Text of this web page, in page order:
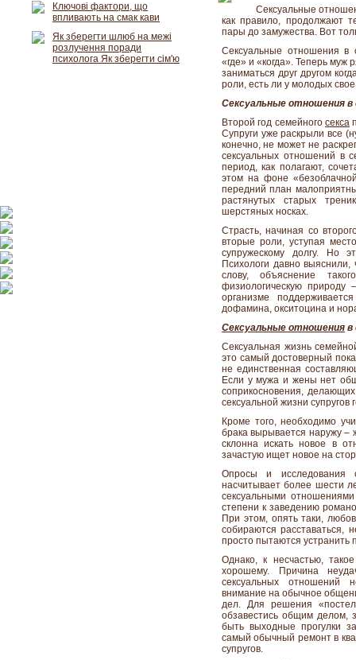
Сексуальные
как правило, продолжают
пары до замужества. Вот
Сексуальные отношения в
«где» и «когда». Теперь муж
заниматься друг другом
роли, есть ли у молодых
Сексуальные отношения в
Второй год семейного секса
Супруги уже раскрыли все
конечно, не может не
сексуальных отношений в
период, как полагают,
этом на фоне
передний план
растянутых старых
шерстяных носках.
Страсть, начиная со
вторые роли, уступая
супружескому долгу. Но
Психологи давно выяснили,
слову, объяснение
физиологическую природу
организме
дофамина, окситоцина и
Сексуальные отношения в
Сексуальная жизнь
это самый достоверный
не единственная
Если у мужа и жены нет
соприкосновения,
сексуальной жизни супругов
Кроме того, необходимо
брака вырывается наружу –
склонна искать новое в
зачастую ищет новое на
Опросы и исследования
насчитывает более шести
сексуальными
степени к заведению
При этом, опять таки,
собираются расставаться,
просто пытаются устранить
Однако, к несчастью,
хорошему. Причина
сексуальных отношений
внимание на обычное
дел. Для решения
обзавестись общим делом,
быть выходные прогулки
самый обычный ремонт в
супругов.
Ключові фактори, що
впливають на смак кави
Як зберегти шлюб на межі
розлучення поради
психолога Як зберегти сім'ю